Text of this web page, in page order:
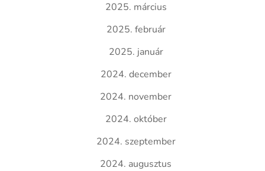
2025. március
2025. február
2025. január
2024. december
2024. november
2024. október
2024. szeptember
2024. augusztus